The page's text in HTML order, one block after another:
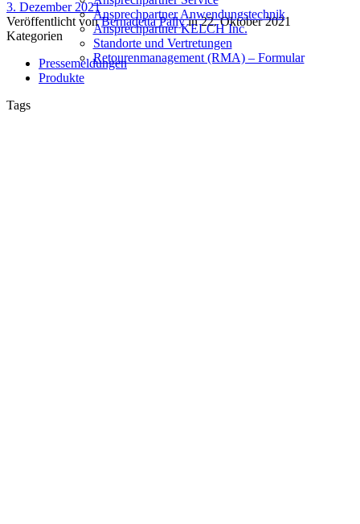
Ansprechpartner Anwendungstechnik
Ansprechpartner KELCH Inc.
Standorte und Vertretungen
Retourenmanagement (RMA) – Formular
3. Dezember 2021
Veröffentlicht von Bernadetta Pally in 22. Oktober 2021
Kategorien
Pressemeldungen
Produkte
Tags